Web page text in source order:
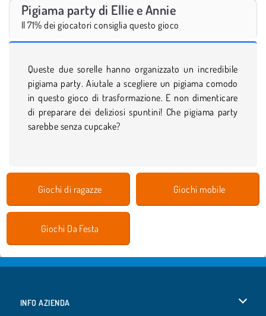
Pigiama party di Ellie e Annie
Il 71% dei giocatori consiglia questo gioco
Queste due sorelle hanno organizzato un incredibile
pigiama party. Aiutale a scegliere un pigiama comodo
in questo gioco di trasformazione. E non dimenticare
di preparare dei deliziosi spuntini! Che pigiama party
sarebbe senza cupcake?
Giochi di ragazze Giochi mobile
Giochi Da Festa
INFO AZIENDA